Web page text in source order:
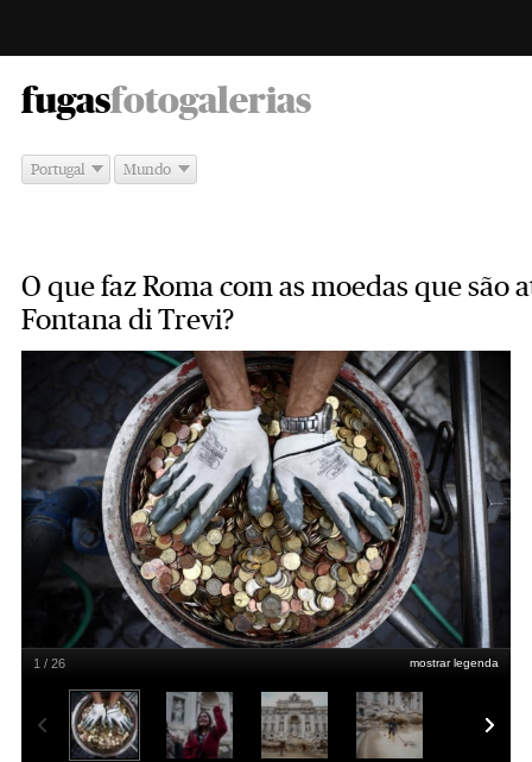
fugas -
fotogalerias
Portugal Mundo
O que faz Roma com as moedas que são
Fontana di Trevi?
mostrar legenda
1 / 26